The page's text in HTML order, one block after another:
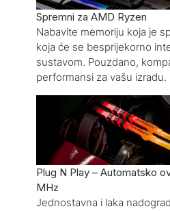
Spremni za AMD Ryzen
Nabavite memoriju koja je
koja će se besprijekorno
sustavom. Pouzdano,
performansi za vašu izradu.
Plug N Play – Automatsko
MHz
Jednostavna i laka